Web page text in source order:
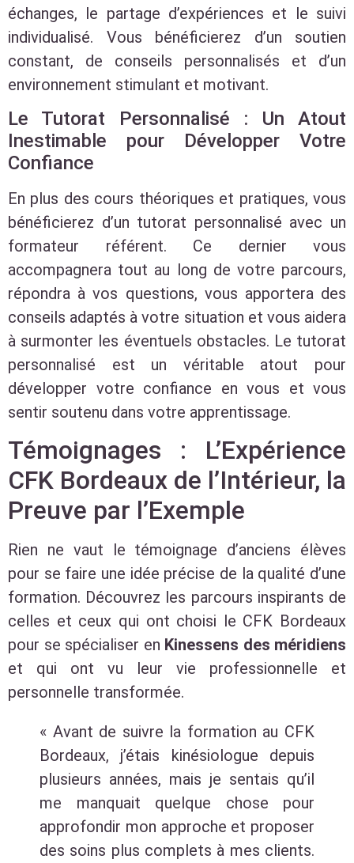
échanges, le partage d’expériences et le suivi
individualisé. Vous bénéficierez d’un soutien
constant, de conseils personnalisés et d’un
environnement stimulant et motivant.
Le Tutorat Personnalisé : Un Atout
Inestimable pour Développer Votre
Confiance
En plus des cours théoriques et pratiques, vous
bénéficierez d’un tutorat personnalisé avec un
formateur référent. Ce dernier vous
accompagnera tout au long de votre parcours,
répondra à vos questions, vous apportera des
conseils adaptés à votre situation et vous aidera
à surmonter les éventuels obstacles. Le tutorat
personnalisé est un véritable atout pour
développer votre confiance en vous et vous
sentir soutenu dans votre apprentissage.
Témoignages : L’Expérience
CFK Bordeaux de l’Intérieur, la
Preuve par l’Exemple
Rien ne vaut le témoignage d’anciens élèves
pour se faire une idée précise de la qualité d’une
formation. Découvrez les parcours inspirants de
celles et ceux qui ont choisi le CFK Bordeaux
pour se spécialiser en Kinessens des méridiens
et qui ont vu leur vie professionnelle et
personnelle transformée.
« Avant de suivre la formation au CFK
Bordeaux, j’étais kinésiologue depuis
plusieurs années, mais je sentais qu’il
me manquait quelque chose pour
approfondir mon approche et proposer
des soins plus complets à mes clients.